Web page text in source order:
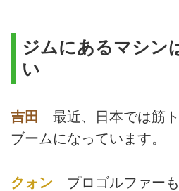
ジムにあるマシン
い
吉田
最近、日本では筋
ブームになっています。
クォン プロゴルファー